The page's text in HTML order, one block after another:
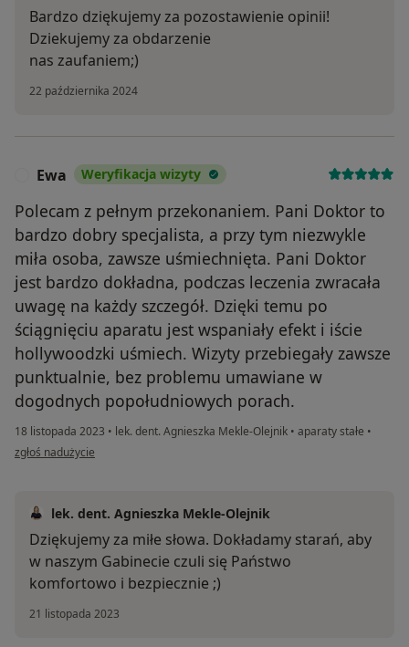
Bardzo dziękujemy za pozostawienie opinii!
Dziekujemy za obdarzenie
nas zaufaniem;)
22 października 2024
Ewa Weryfikacja wizyty
Polecam z pełnym przekonaniem. Pani Doktor to
bardzo dobry specjalista, a przy tym niezwykle
miła osoba, zawsze uśmiechnięta. Pani Doktor
jest bardzo dokładna, podczas leczenia zwracała
uwagę na każdy szczegół. Dzięki temu po
ściągnięciu aparatu jest wspaniały efekt i iście
hollywoodzki uśmiech. Wizyty przebiegały zawsze
punktualnie, bez problemu umawiane w
dogodnych popołudniowych porach.
18 listopada 2023 • lek. dent. Agnieszka Mekle-Olejnik • aparaty stałe •
w opinii użytkownika Ewa
zgłoś nadużycie
lek. dent. Agnieszka Mekle-Olejnik
Dziękujemy za miłe słowa. Dokładamy starań, aby
w naszym Gabinecie czuli się Państwo
komfortowo i bezpiecznie ;)
21 listopada 2023